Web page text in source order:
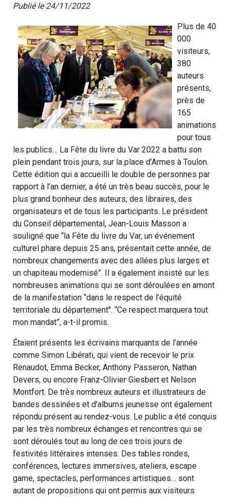
Publié le 24/11/2022
Plus de 40
000
visiteurs,
380
auteurs
présents,
près de
165
animations
pour tous
les publics… La Fête du livre du Var 2022 a battu son
plein pendant trois jours, sur la place d’Armes à Toulon.
Cette édition qui a accueilli le double de personnes par
rapport à l’an dernier, a été un très beau succès, pour le
plus grand bonheur des auteurs, des libraires, des
organisateurs et de tous les participants. Le président
du Conseil départemental, Jean-Louis Masson a
souligné que “la Fête du livre du Var, un événement
culturel phare depuis 25 ans, présentait cette année, de
nombreux changements avec des allées plus larges et
un chapiteau modernisé”. Il a également insisté sur les
nombreuses animations qui se sont déroulées en amont
de la manifestation “dans le respect de l’équité
territoriale du département''. “Ce respect marquera tout
mon mandat”, a-t-il promis.
Étaient présents les écrivains marquants de l’année
comme Simon Libérati, qui vient de recevoir le prix
Renaudot, Emma Becker, Anthony Passeron, Nathan
Devers, ou encore Franz-Olivier Giesbert et Nelson
Montfort. De très nombreux auteurs et illustrateurs de
bandes dessinées et d'albums jeunesse ont également
répondu présent au rendez-vous. Le public a été conquis
par les très nombreux échanges et rencontres qui se
sont déroulés tout au long de ces trois jours de
festivités littéraires intenses. Des tables rondes,
conférences, lectures immersives, ateliers, escape
game, spectacles, performances artistiques… sont
autant de propositions qui ont permis aux visiteurs